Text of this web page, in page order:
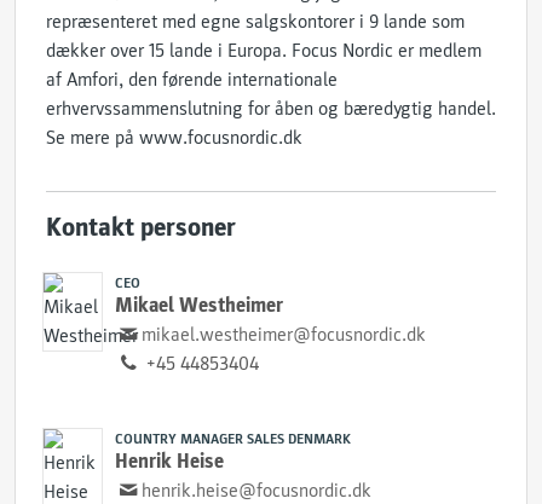
repræsenteret med egne salgskontorer i 9 lande som
dækker over 15 lande i Europa. Focus Nordic er medlem
af Amfori, den førende internationale
erhvervssammenslutning for åben og bæredygtig handel.
Se mere på www.focusnordic.dk
Kontakt personer
CEO
Mikael Westheimer
mikael.westheimer@focusnordic.dk
+45 44853404
COUNTRY MANAGER SALES DENMARK
Henrik Heise
henrik.heise@focusnordic.dk